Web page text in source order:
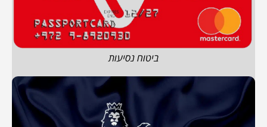
ביטוח נסיעות